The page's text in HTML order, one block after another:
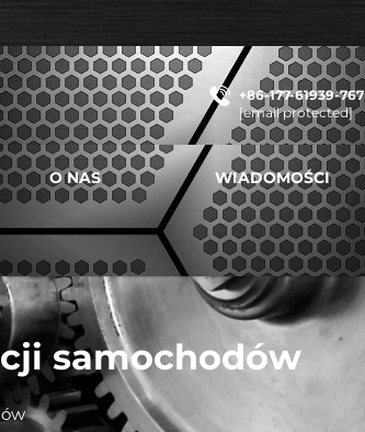
+86-177-61939-767
[email protected]
O NAS WIADOMOŚCI
samochodów